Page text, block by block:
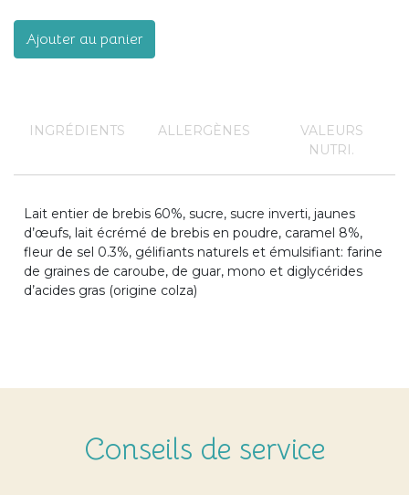
Ajouter au panier
INGRÉDIENTS ALLERGÈNES
VALEURS
NUTRI.
Lait entier de brebis 60%, sucre, sucre inverti, jaunes
d’œufs, lait écrémé de brebis en poudre, caramel 8%,
fleur de sel 0.3%, gélifiants naturels et émulsifiant: farine
de graines de caroube, de guar, mono et diglycérides
d’acides gras (origine colza)
Conseils de service